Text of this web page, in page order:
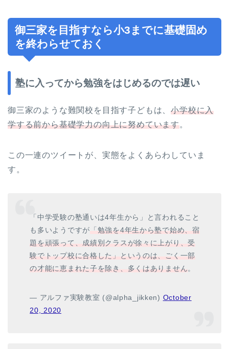
御三家を目指すなら小3までに基礎固め
を終わらせておく
塾に入ってから勉強をはじめるのでは遅い
御三家のような難関校を目指す子どもは、小学校に入
学する前から基礎学力の向上に努めています。
この一連のツイートが、実態をよくあらわしていま
す。
「中学受験の塾通いは4年生から」と言われること
も多いようですが 「勉強を4年生から塾で始め、宿
題を頑張って、成績別クラスが徐々に上がり、受
験でトップ校に合格した」というのは、ごく一部
の才能に恵まれた子を除き、多くはありません。
— アルファ実験教室 (@alpha_jikken) October
20, 2020